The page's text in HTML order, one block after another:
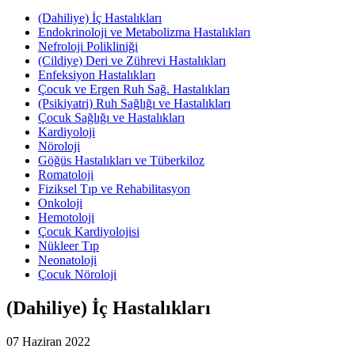
(Dahiliye) İç Hastalıkları
Endokrinoloji ve Metabolizma Hastalıkları
Nefroloji Polikliniği
(Cildiye) Deri ve Zührevi Hastalıkları
Enfeksiyon Hastalıkları
Çocuk ve Ergen Ruh Sağ. Hastalıkları
(Psikiyatri) Ruh Sağlığı ve Hastalıkları
Çocuk Sağlığı ve Hastalıkları
Kardiyoloji
Nöroloji
Göğüs Hastalıkları ve Tüberkiloz
Romatoloji
Fiziksel Tıp ve Rehabilitasyon
Onkoloji
Hemotoloji
Çocuk Kardiyolojisi
Nükleer Tıp
Neonatoloji
Çocuk Nöroloji
(Dahiliye) İç Hastalıkları
07 Haziran 2022